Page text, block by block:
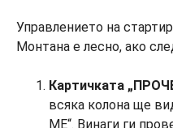
Управлението на
Монтана е лесно, ако
Картичката
всяка колона ще
МЕ“. Винаги ги